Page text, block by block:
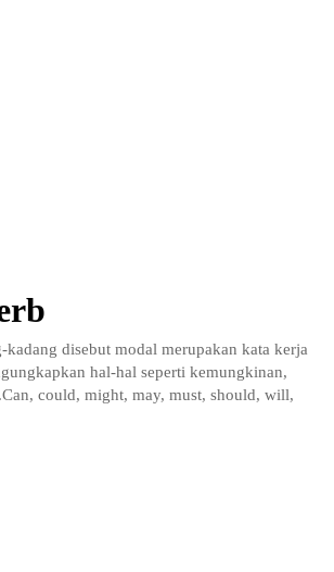
disebut modal merupakan kata kerja
hal-hal seperti kemungkinan,
could, might, may, must, should, will,